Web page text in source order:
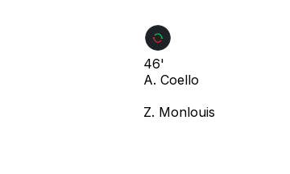
46'
A. Coello
Z. Monlouis